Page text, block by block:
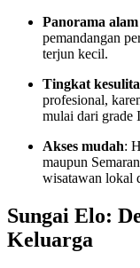
Panorama
pemandangan
terjun kecil.
Tingkat
profesional,
mulai dari grade
Akses mudah:
maupun
wisatawan lokal
Sungai Elo:
Keluarga